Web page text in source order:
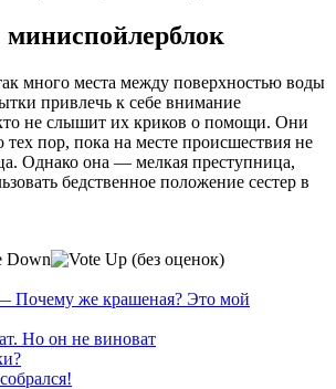
много места между поверхностью воды
привлечь к себе внимание
не слышит их криков о помощи. Они
пор, пока на месте происшествия не
Однако она — мелкая преступница,
бедственное положение сестер в
(без оценок)
Почему же крашеная? Это мой
Но он не виноват